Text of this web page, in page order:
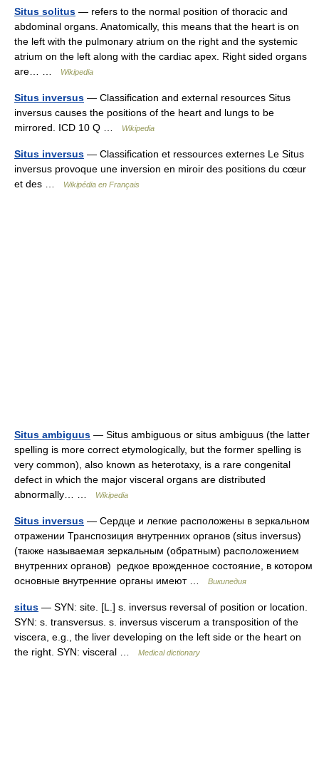
Situs solitus — refers to the normal position of thoracic and
abdominal organs. Anatomically, this means that the heart is on
the left with the pulmonary atrium on the right and the systemic
atrium on the left along with the cardiac apex. Right sided organs
are… …
Wikipedia
Situs inversus — Classification and external resources Situs
inversus causes the positions of the heart and lungs to be
mirrored. ICD 10 Q …
Wikipedia
Situs inversus — Classification et ressources externes Le Situs
inversus provoque une inversion en miroir des positions du cœur
et des …
Wikipédia en Français
Situs ambiguus — Situs ambiguous or situs ambiguus (the latter
spelling is more correct etymologically, but the former spelling is
very common), also known as heterotaxy, is a rare congenital
defect in which the major visceral organs are distributed
abnormally… …
Wikipedia
Situs inversus — Сердце и легкие расположены в зеркальном
отражении Транспозиция внутренних органов (situs inversus)
(также называемая зеркальным (обратным) расположением
внутренних органов) редкое врожденное состояние, в котором
основные внутренние органы имеют …
Википедия
situs — SYN: site. [L.] s. inversus reversal of position or location.
SYN: s. transversus. s. inversus viscerum a transposition of the
viscera, e.g., the liver developing on the left side or the heart on
the right. SYN: visceral …
Medical dictionary